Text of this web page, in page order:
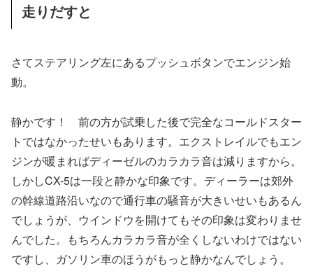
走りだすと
さてステアリング左にあるプッシュボタンでエンジン始
動。
静かです！ 前の方が試乗した後で完全なコールドスター
トではなかったせいもあります。エクストレイルでもエン
ジンが暖まればディーゼルのカラカラ音は減りますから。
しかしCX-5は一段と静かな印象です。ディーラーは郊外
の幹線道路沿いなので通行車の騒音が大きいせいもあるん
でしょうが、ウインドウを開けてもその印象は変わりませ
んでした。もちろんカラカラ音が全くしないわけではない
ですし、ガソリン車のほうがもっと静かなんでしょう。